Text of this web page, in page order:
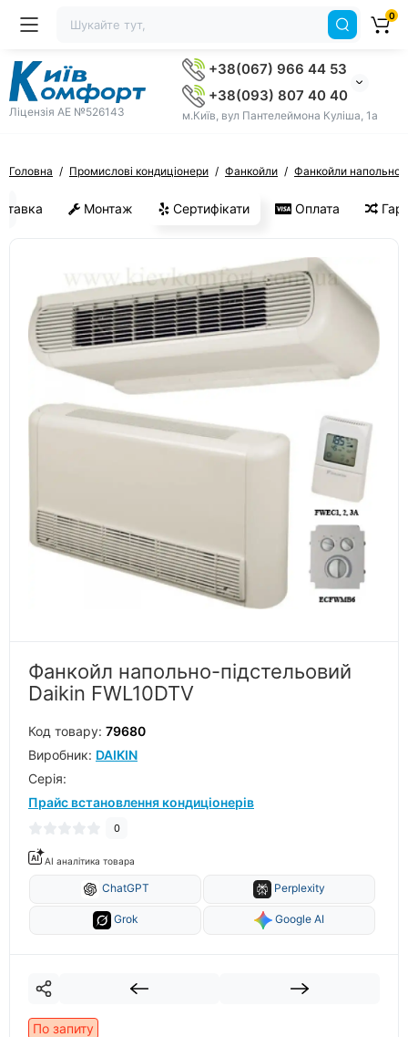
Ліцензія AE №526143
+38(067) 966 44 53
+38(093) 807 40 40
м.Київ, вул Пантелеймона Куліша, 1а
0
Головна Промислові кондиціонери Фанкойли Фанкойли напольно-
Монтаж Сертифікати Оплата
Фанкойл напольно-підстельовий
Daikin FWL10DTV
Код товару: 79680
Виробник: DAIKIN
Серiя:
Прайс встановлення кондиціонерів
0
AI аналітика товара
ChatGPT Perplexity
Grok Google AI
По запиту